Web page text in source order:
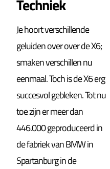
Techniek
Je hoort verschillende
geluiden over over de X6;
smaken verschillen nu
eenmaal. Toch is de X6 erg
succesvol gebleken. Tot nu
toe zijn er meer dan
446.000 geproduceerd in
de fabriek van BMW in
Spartanburg in de